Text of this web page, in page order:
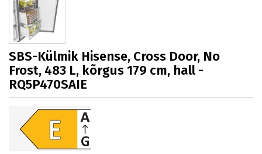
SBS-Külmik Hisense, Cross Door, No
Frost, 483 L, kõrgus 179 cm, hall -
RQ5P470SAIE